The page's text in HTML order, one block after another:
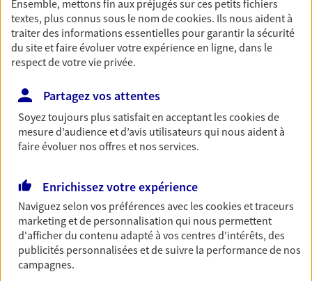
Garantie Accidents de la Vie
Bricoleuse, féru de jardinage, pâtissier en herbe
ou grande lectrice… personne n'est à l'abri d'un
accident du quotidien. Avec Ma Protection
Accident, protégez votre qualité de vie et vos
revenus.
Découvrir l'offre Garantie Accidents de la Vie
OBTENIR UN TARIF EN LIGNE
Multirisque Entreprise
Gagnez en simplicité et en sérénité avec votre
assurance multirisque entreprise. Un contrat
unique pour protéger vos locaux, matériels pro,
équipements et stocks… sans oublier votre
Ensemble, mettons fin aux préjugés sur ces petits fichiers
textes, plus connus sous le nom decookies. Ils nous aident à
traiter des informations essentielles pour garantir la sécurité
du site et faire évoluer votre expérience en ligne, dans le
respect de votre vie privée.
Partagez vos attentes
Soyez toujours plus satisfait en acceptant lescookiesde
mesure d’audience et d’avis utilisateurs qui nous aident à
faire évoluer nos offres et nos services.
Enrichissez votre expérience
Naviguez selon vos préférences avec lescookies et traceurs
marketing et de personnalisation qui nous permettent
d'afficher du contenu adapté à vos centres d'intérêts, des
publicités personnalisées et de suivre la performance de nos
campagnes.